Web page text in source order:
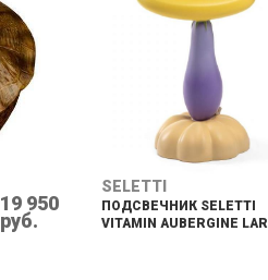
19 950
руб.
SELETTI
ПОДСВЕЧНИК SELETTI
VITAMIN AUBERGINE